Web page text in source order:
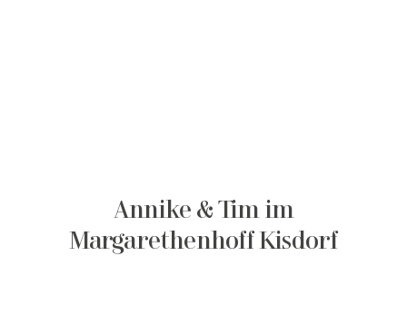
Annike & Tim im
Margarethenhoff Kisdorf